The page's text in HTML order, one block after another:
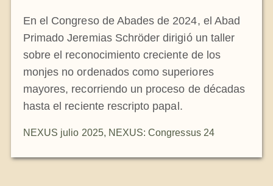
Archivo de OSB.org
En el Congreso de Abades de 2024, el Abad
Primado Jeremias Schröder dirigió un taller
sobre el reconocimiento creciente de los
monjes no ordenados como superiores
mayores, recorriendo un proceso de décadas
hasta el reciente rescripto papal.
NEXUS julio 2025, NEXUS: Congressus 24